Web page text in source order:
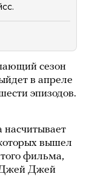
сезон
в апреле
эпизодов.
насчитывает
вышел
фильма,
Джей Джей